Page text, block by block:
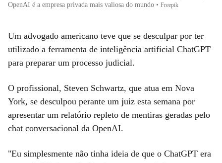
OpenAI é a empresa privada mais valiosa do mundo • Freepik
Um advogado americano teve que se desculpar por ter
utilizado a ferramenta de inteligência artificial ChatGPT
para preparar um processo judicial.
O profissional, Steven Schwartz, que atua em Nova
York, se desculpou perante um juiz esta semana por
apresentar um relatório repleto de mentiras geradas pelo
chat conversacional da OpenAI.
"Eu simplesmente não tinha ideia de que o ChatGPT era